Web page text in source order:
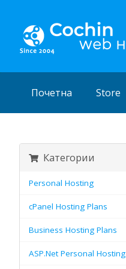
Почетна Store
Категории
Personal Hosting
cPanel Hosting Plans
Business Hosting Plans
ASP.Net Personal Hosting